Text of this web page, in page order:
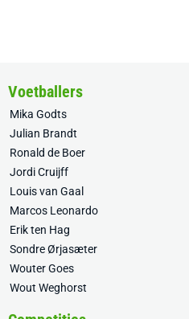
Voetballers
Mika Godts
Julian Brandt
Ronald de Boer
Jordi Cruijff
Louis van Gaal
Marcos Leonardo
Erik ten Hag
Sondre Ørjasæter
Wouter Goes
Wout Weghorst